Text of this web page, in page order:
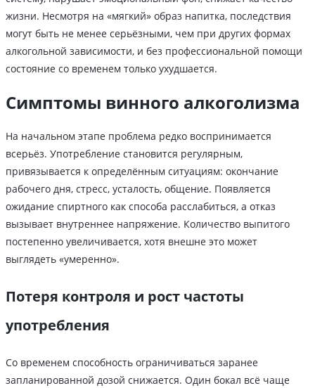
жизни. Несмотря на «мягкий» образ напитка, последствия
могут быть не менее серьёзными, чем при других формах
алкогольной зависимости, и без профессиональной помощи
состояние со временем только ухудшается.
Симптомы винного алкоголизма
На начальном этапе проблема редко воспринимается
всерьёз. Употребление становится регулярным,
привязывается к определённым ситуациям: окончание
рабочего дня, стресс, усталость, общение. Появляется
ожидание спиртного как способа расслабиться, а отказ
вызывает внутреннее напряжение. Количество выпитого
постепенно увеличивается, хотя внешне это может
выглядеть «умеренно».
Потеря контроля и рост частоты
употребления
Со временем способность ограничиваться заранее
запланированной дозой снижается. Один бокал всё чаще